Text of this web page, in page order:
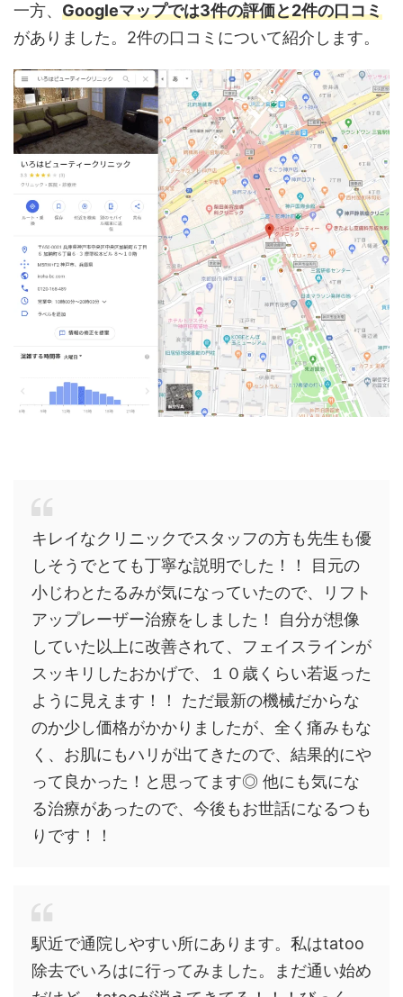
一方、 Googleマップでは3件の評価と2件の口コミ
がありました。2件の口コミについて紹介します。
キレイなクリニックでスタッフの方も先生も優
しそうでとても丁寧な説明でした！！ 目元の
小じわとたるみが気になっていたので、リフト
アップレーザー治療をしました！ 自分が想像
していた以上に改善されて、フェイスラインが
スッキリしたおかげで、１０歳くらい若返った
ように見えます！！ ただ最新の機械だからな
のか少し価格がかかりましたが、全く痛みもな
く、お肌にもハリが出てきたので、結果的にや
って良かった！と思ってます◎ 他にも気にな
る治療があったので、今後もお世話になるつも
りです！！
駅近で通院しやすい所にあります。私はtatoo
除去でいろはに行ってみました。まだ通い始め